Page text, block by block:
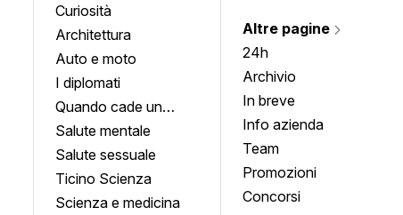
Curiosità
Architettura
Auto e moto
I diplomati
Quando cade un
quadro
Salute mentale
Salute sessuale
Ticino Scienza
Scienza e medicina
Altre pagine
24h
Archivio
In breve
Info azienda
Team
Promozioni
Concorsi